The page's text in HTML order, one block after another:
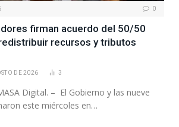
0
firman acuerdo del 50/50
recursos y tributos
DE 2026 3
Digital. – El Gobierno y las nueve
este miércoles en…